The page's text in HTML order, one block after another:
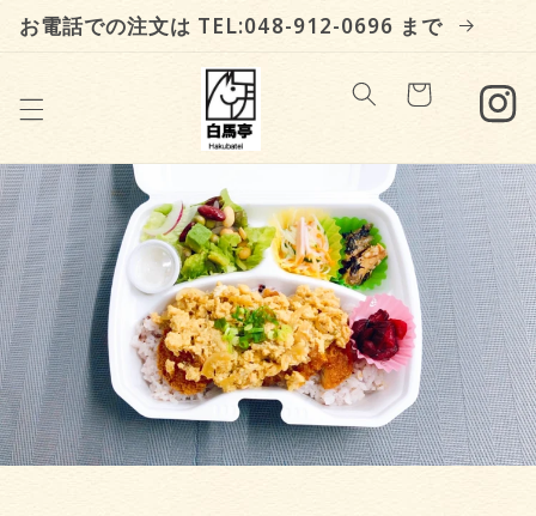
Skip to
content
お電話での注文は TEL:048-912-0696 まで
Cart